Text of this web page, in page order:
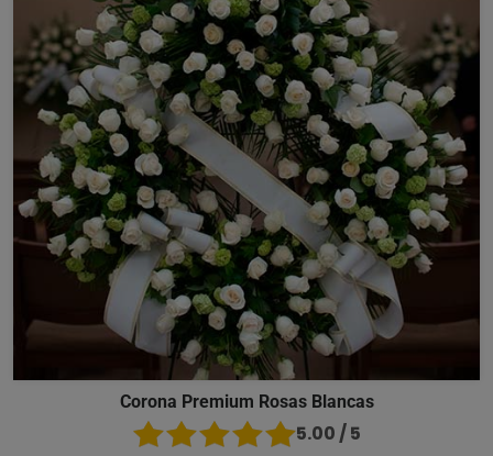
Corona Premium Rosas Blancas
5.00 / 5